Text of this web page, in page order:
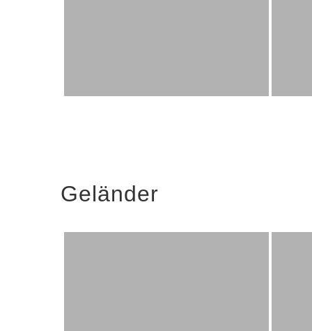
Geländer